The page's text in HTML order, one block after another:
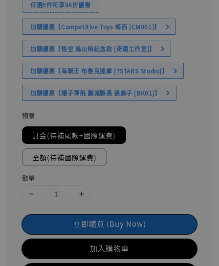
任選5件可享98折優惠
加購優惠【Competitive Toys 梅西 [CM001]】
加購優惠【悟空 鳥山明紀念款 [奇蹟工作室]】
加購優惠【海賊王 布魯克達摩 [7STARS Studio]】
加購優惠【讓子彈飛 鵝城縣長 張麻子 [BK01]】
預購
訂金(待補尾款+國際運費)
全額(待補國際運費)
數量
立即購買 (Buy Now)
加入購物車